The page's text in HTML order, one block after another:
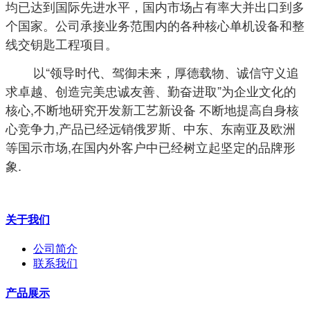
均已达到国际先进水平，国内市场占有率大并出口到多
个国家。公司承接业务范围内的各种核心单机设备和整
线交钥匙工程项目。
以“领导时代、驾御未来，厚德载物、诚信守义追
求卓越、创造完美忠诚友善、勤奋进取”为企业文化的
核心,不断地研究开发新工艺新设备 不断地提高自身核
心竞争力,产品已经远销俄罗斯、中东、东南亚及欧洲
等国示市场,在国内外客户中已经树立起坚定的品牌形
象.
关于我们
公司简介
联系我们
产品展示